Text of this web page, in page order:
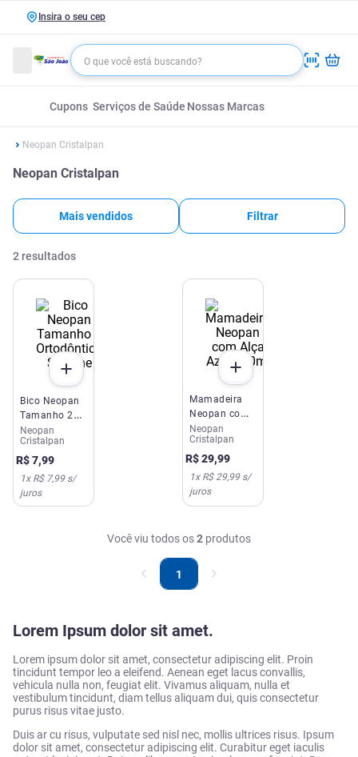
Insira o seu cep
Cupons Serviços de Saúde Nossas Marcas
Neopan Cristalpan
Neopan Cristalpan
Mais vendidos Filtrar
2 resultados
Bico Neopan
Tamanho 2
Ortodôntico
Silicone
Neopan
Cristalpan
R$7,99
1x R$ 7,99s/
juros
Mamadeira
Neopan com
Alça Azul
250ml
Neopan
Cristalpan
R$29,99
1x R$ 29,99s/
juros
Você viu todos os2 produtos
1
Lorem Ipsum dolor sit amet.
Lorem ipsum dolor sit amet, consectetur adipiscing elit. Proin
tincidunt tempor leo a eleifend. Aenean eget lacus convallis,
vehicula nulla non, feugiat elit. Vivamus aliquam, nulla et
vestibulum tincidunt, diam tellus aliquam dui, quis consectetur
purus risus vitae justo.
Duis ar cu risus, vulputate sed nisl nec, mollis ultrices risus. Ipsum
dolor sit amet, consectetur adipiscing elit. Curabitur eget iaculis